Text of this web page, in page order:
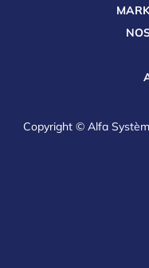
Copyright © Alfa